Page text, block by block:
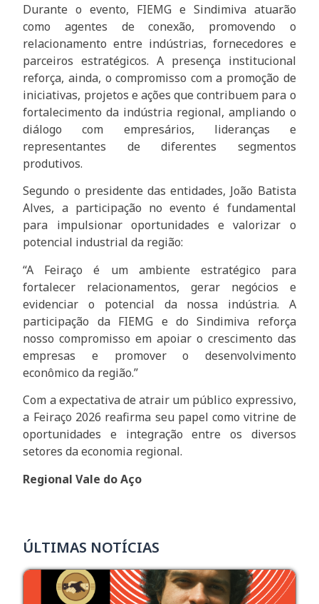
Durante o evento, FIEMG e Sindimiva atuarão
como agentes de conexão, promovendo o
relacionamento entre indústrias, fornecedores e
parceiros estratégicos. A presença institucional
reforça, ainda, o compromisso com a promoção de
iniciativas, projetos e ações que contribuem para o
fortalecimento da indústria regional, ampliando o
diálogo com empresários, lideranças e
representantes de diferentes segmentos
produtivos.
Segundo o presidente das entidades, João Batista
Alves, a participação no evento é fundamental
para impulsionar oportunidades e valorizar o
potencial industrial da região:
“A Feiraço é um ambiente estratégico para
fortalecer relacionamentos, gerar negócios e
evidenciar o potencial da nossa indústria. A
participação da FIEMG e do Sindimiva reforça
nosso compromisso em apoiar o crescimento das
empresas e promover o desenvolvimento
econômico da região.”
Com a expectativa de atrair um público expressivo,
a Feiraço 2026 reafirma seu papel como vitrine de
oportunidades e integração entre os diversos
setores da economia regional.
Regional Vale do Aço
ÚLTIMAS NOTÍCIAS